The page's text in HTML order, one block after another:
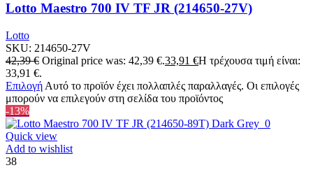
Lotto Maestro 700 IV TF JR (214650-27V)
Lotto
SKU: 214650-27V
42,39€ Original price was: 42,39 €.33,91 €Η τρέχουσα τιμή είναι:
33,91 €.
Επιλογή Αυτό το προϊόν έχει πολλαπλές παραλλαγές. Οι επιλογές
μπορούν να επιλεγούν στη σελίδα του προϊόντος
-13%
Quick view
Add to wishlist
38